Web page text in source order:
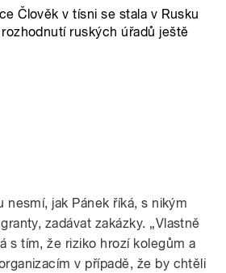
Člověk v tísni se stala v Rusku
ruských úřadů ještě
nesmí, jak Pánek říká, s nikým
zadávat zakázky. „Vlastně
s tím, že riziko hrozí kolegům a
v případě, že by chtěli